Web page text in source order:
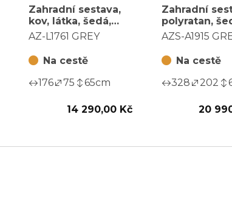
Zahradní sestava,
kov, látka, šedá,
AZ-L1761 GREY
AZ-L1761 GREY
Na cestě
176
75 65cm
14 290,00 Kč
Zahradní
polyratan,
AZS-A1915
AZS-A1915
Na cestě
328
202
20